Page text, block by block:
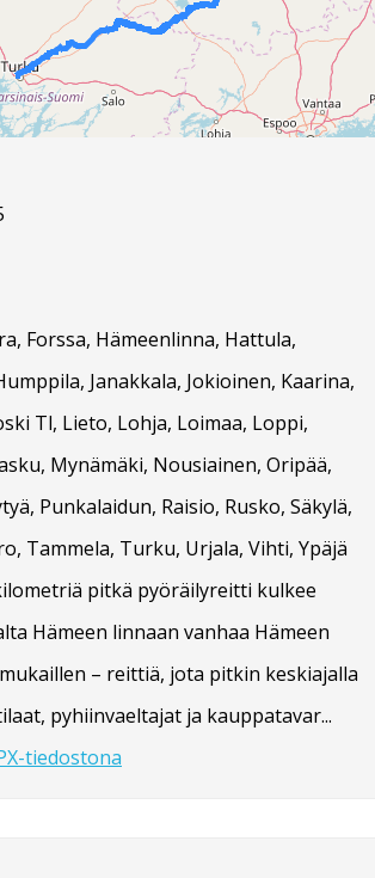
Forssa, Hämeenlinna, Hattula,
Janakkala, Jokioinen, Kaarina,
Tl, Lieto, Lohja, Loimaa, Loppi,
Mynämäki, Nousiainen, Oripää,
Punkalaidun, Raisio, Rusko, Säkylä,
Tammela, Turku, Urjala, Vihti, Ypäjä
pitkä pyöräilyreitti kulkee
Hämeen linnaan vanhaa Hämeen
– reittiä, jota pitkin keskiajalla
pyhiinvaeltajat ja kauppatavar...
tiedostona